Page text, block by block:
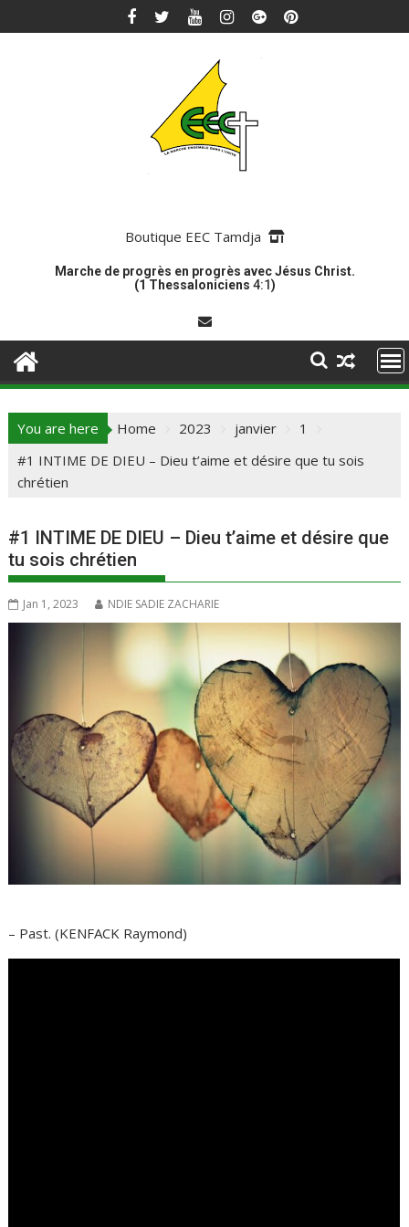
to
Boutique EEC Tamdja
Marche de progrès en progrès avec Jésus Christ.
(1 Thessaloniciens 4:1)
You are here Home 2023 janvier
1
#1 INTIME DE DIEU – Dieu t’aime et désire que tu sois
chrétien
#1 INTIME DE DIEU – Dieu t’aime et désire que
tu sois chrétien
Jan 1, 2023 NDIE SADIE ZACHARIE
– Past. (KENFACK Raymond)